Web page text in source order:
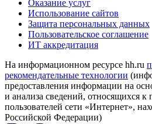
Оказание услуг
Использование сайтов
Защита персональных данных
Пользовательское соглашение
ИТ аккредитация
На информационном ресурсе hh.ru
рекомендательные технологии
предоставления информации на
и анализа сведений, относящихся к
пользователей сети «Интернет»,
Российской Федерации)